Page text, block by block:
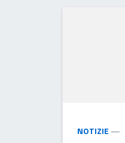
NOTIZIE